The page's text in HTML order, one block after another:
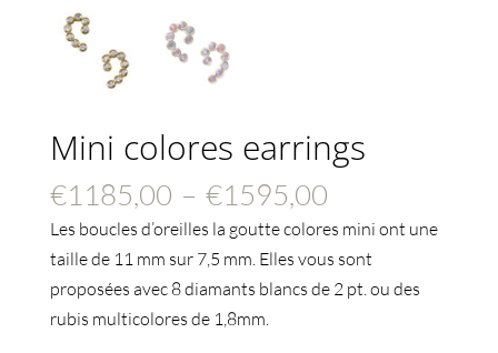
Mini colores earrings
€1185,00 – €1595,00Plage
de
prix :
€1185,00
Les boucles d’oreilles la goutte colores mini ont une
taille de 11 mm sur 7,5 mm. Elles vous sont
proposées avec 8 diamants blancs de 2 pt. ou des
rubis multicolores de 1,8mm.